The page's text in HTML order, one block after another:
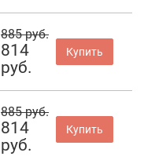
885 руб.
814
руб.
Купить
885 руб.
814
руб.
Купить